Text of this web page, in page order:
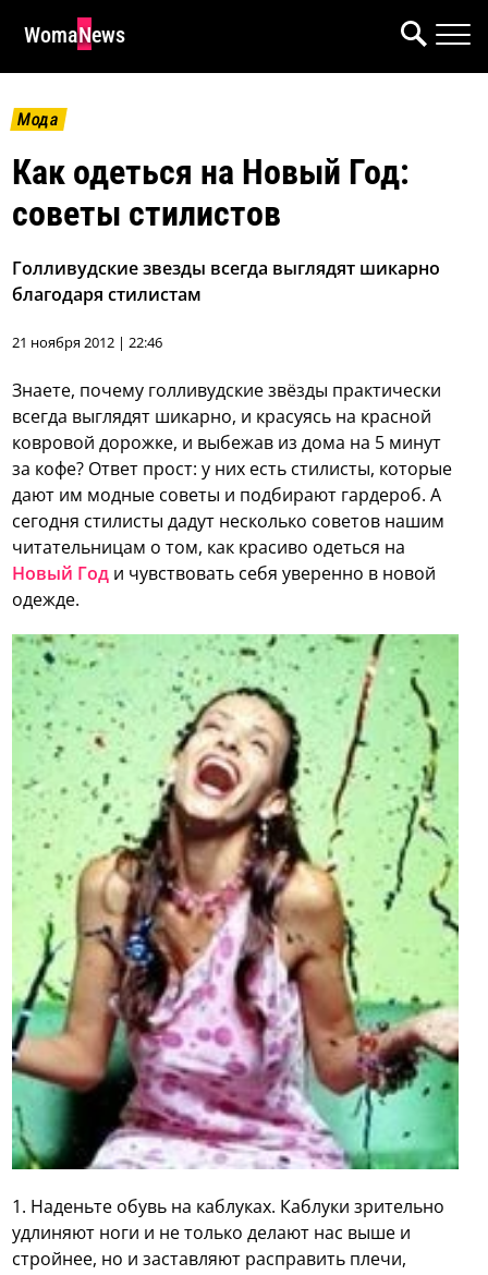
WomaNews
Мода
Как одеться на Новый Год:
советы стилистов
Голливудские звезды всегда выглядят шикарно
благодаря стилистам
21 ноября 2012 | 22:46
Знаете, почему голливудские звёзды практически
всегда выглядят шикарно, и красуясь на красной
ковровой дорожке, и выбежав из дома на 5 минут
за кофе? Ответ прост: у них есть стилисты, которые
дают им модные советы и подбирают гардероб. А
сегодня стилисты дадут несколько советов нашим
читательницам о том, как красиво одеться на
Новый Год и чувствовать себя уверенно в новой
одежде.
1. Наденьте обувь на каблуках. Каблуки зрительно
удлиняют ноги и не только делают нас выше и
стройнее, но и заставляют расправить плечи,